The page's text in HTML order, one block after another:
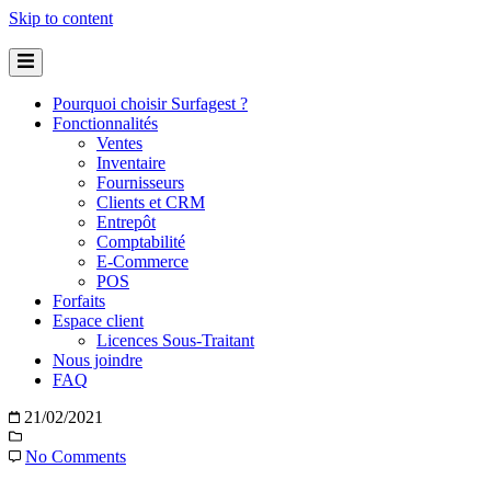
Skip to content
Pourquoi choisir Surfagest ?
Fonctionnalités
Ventes
Inventaire
Fournisseurs
Clients et CRM
Entrepôt
Comptabilité
E-Commerce
POS
Forfaits
Espace client
Licences Sous-Traitant
Nous joindre
FAQ
21/02/2021
No Comments